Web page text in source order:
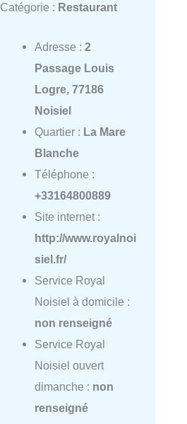
Catégorie : Restaurant
Adresse : 2
Passage Louis
Logre, 77186
Noisiel
Quartier : La Mare
Blanche
Téléphone :
+33164800889
Site internet :
http://www.royalnoi
siel.fr/
Service Royal
Noisiel à domicile :
non renseigné
Service Royal
Noisiel ouvert
dimanche : non
renseigné